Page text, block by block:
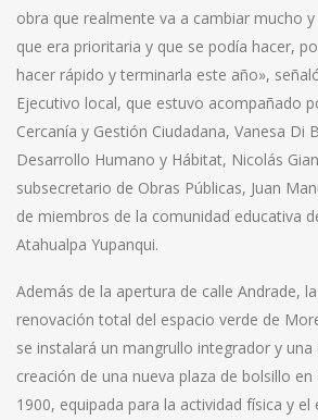
obra que realmente va a cambiar mucho
que era prioritaria y que se podía hacer,
hacer rápido y terminarla este año»,
Ejecutivo local, que estuvo acompañado
Cercanía y Gestión Ciudadana, Vanesa Di
Desarrollo Humano y Hábitat, Nicolás
subsecretario de Obras Públicas, Juan
de miembros de la comunidad educativa
Atahualpa Yupanqui.
Además de la apertura de calle Andrade,
renovación total del espacio verde de
se instalará un mangrullo integrador y
creación de una nueva plaza de bolsillo en
1900, equipada para la actividad física y el